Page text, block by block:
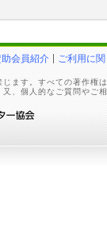
会員紹介 ご利用に
ます。すべての著作権
、個人的なご質問やご